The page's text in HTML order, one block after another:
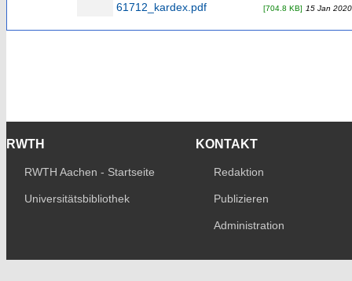
61712_kardex.pdf [704.8 KB] 15 Jan
RWTH
RWTH Aachen - Startseite
Universitätsbibliothek
KONTAKT
Redaktion
Publizieren
Administration